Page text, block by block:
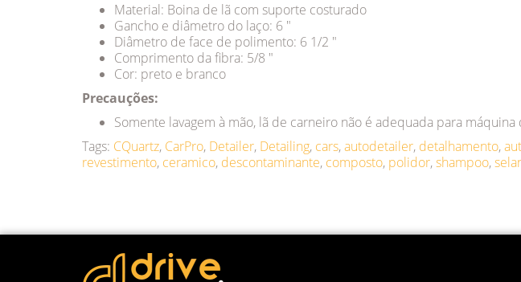
Material: Boina de lã com suporte costurado
Gancho e diâmetro do laço: 6 "
Diâmetro de face de polimento: 6 1/2 "
Comprimento da fibra: 5/8 "
Cor: preto e branco
Precauções:
Somente lavagem à mão, lã de carneiro não é adequada para máquina
Tags: CQuartz, CarPro, Detailer, Detailing, cars,autodetailer, detalhamento,
revestimento, ceramico, descontaminante, composto, polidor,shampoo,